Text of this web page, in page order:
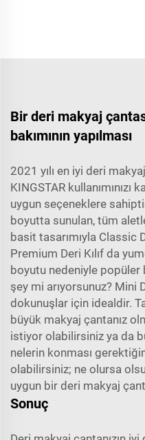
Bir deri makyaj
bakımının yapılması
2021 yılı en iyi deri
KINGSTAR
uygun seçeneklere
boyutta sunulan, tüm
basit tasarımıyla Classic
Premium Deri Kılıf da
boyutu nedeniyle
şey mi arıyorsunuz? Mini
dokunuşlar için idealdir.
büyük makyaj çantanız
istiyor olabilirsiniz ya da
nelerin konması
olabilirsiniz; ne olursa
uygun bir deri makyaj
Sonuç